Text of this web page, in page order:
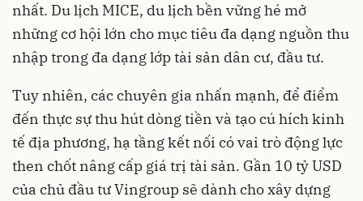
nhất. Du lịch MICE, du lịch bền vững hé mở
những cơ hội lớn cho mục tiêu đa dạng nguồn thu
nhập trong đa dạng lớp tài sản dân cư, đầu tư.
Tuy nhiên, các chuyên gia nhấn mạnh, để điểm
đến thực sự thu hút dòng tiền và tạo cú hích kinh
tế địa phương, hạ tầng kết nối có vai trò động lực
then chốt nâng cấp giá trị tài sản. Gần 10 tỷ USD
của chủ đầu tư Vingroup sẽ dành cho xây dựng